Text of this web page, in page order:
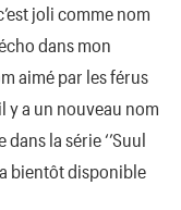
joli comme nom
dans mon
aimé par les férus
y a un nouveau nom
la série ‘’Suul
bientôt disponible